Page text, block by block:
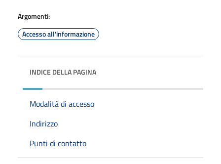
Argomenti:
Accesso all'informazione
INDICE DELLA PAGINA
Modalità di accesso
Indirizzo
Punti di contatto